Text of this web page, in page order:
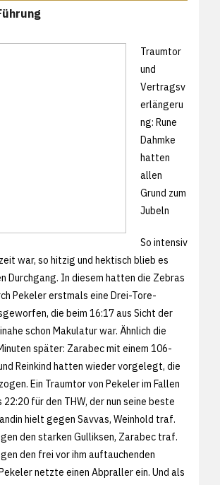
Traumtor
und
Vertragsv
erlängeru
ng: Rune
Dahmke
hatten
allen
Grund zum
Jubeln
So intensiv
war, so hitzig und hektisch blieb es
Durchgang. In diesem hatten die Zebras
Pekeler erstmals eine Drei-Tore-
die beim 16:17 aus Sicht der
schon Makulatur war. Ähnlich die
später: Zarabec mit einem 106-
Reinkind hatten wieder vorgelegt, die
Ein Traumtor von Pekeler im Fallen
für den THW, der nun seine beste
hielt gegen Savvas, Weinhold traf.
den starken Gulliksen, Zarabec traf.
den frei vor ihm auftauchenden
netzte einen Abpraller ein. Und als